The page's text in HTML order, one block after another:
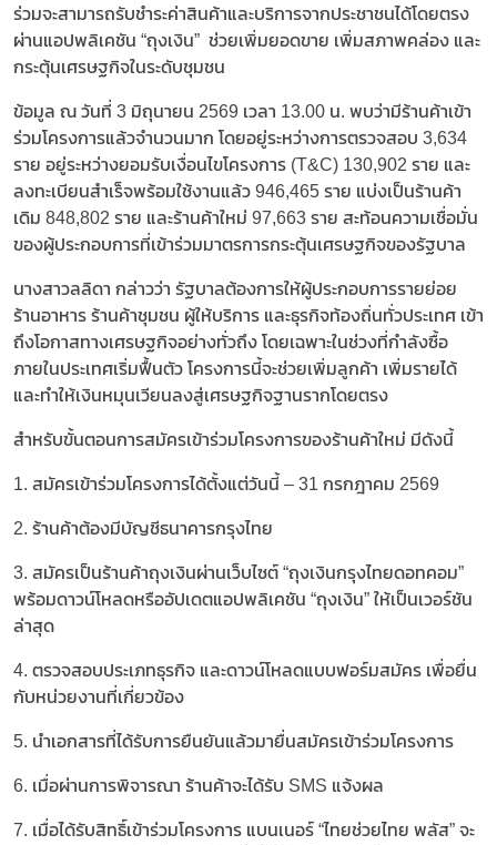
ร่วมจะสามารถรับชำระค่าสินค้าและบริการจากประชาชนได้โดยตรง
ผ่านแอปพลิเคชัน “ถุงเงิน” ช่วยเพิ่มยอดขาย เพิ่มสภาพคล่อง และ
กระตุ้นเศรษฐกิจในระดับชุมชน
ข้อมูล ณ วันที่ 3 มิถุนายน 2569 เวลา 13.00 น. พบว่ามีร้านค้าเข้า
ร่วมโครงการแล้วจำนวนมาก โดยอยู่ระหว่างการตรวจสอบ 3,634
ราย อยู่ระหว่างยอมรับเงื่อนไขโครงการ (T&C) 130,902 ราย และ
ลงทะเบียนสำเร็จพร้อมใช้งานแล้ว 946,465 ราย แบ่งเป็นร้านค้า
เดิม 848,802 ราย และร้านค้าใหม่ 97,663 ราย สะท้อนความเชื่อมั่น
ของผู้ประกอบการที่เข้าร่วมมาตรการกระตุ้นเศรษฐกิจของรัฐบาล
นางสาวลลิดา กล่าวว่า รัฐบาลต้องการให้ผู้ประกอบการรายย่อย
ร้านอาหาร ร้านค้าชุมชน ผู้ให้บริการ และธุรกิจท้องถิ่นทั่วประเทศ เข้า
ถึงโอกาสทางเศรษฐกิจอย่างทั่วถึง โดยเฉพาะในช่วงที่กำลังซื้อ
ภายในประเทศเริ่มฟื้นตัว โครงการนี้จะช่วยเพิ่มลูกค้า เพิ่มรายได้
และทำให้เงินหมุนเวียนลงสู่เศรษฐกิจฐานรากโดยตรง
สำหรับขั้นตอนการสมัครเข้าร่วมโครงการของร้านค้าใหม่ มีดังนี้
1. สมัครเข้าร่วมโครงการได้ตั้งแต่วันนี้ – 31 กรกฎาคม 2569
2. ร้านค้าต้องมีบัญชีธนาคารกรุงไทย
3. สมัครเป็นร้านค้าถุงเงินผ่านเว็บไซต์ “ถุงเงินกรุงไทยดอทคอม”
พร้อมดาวน์โหลดหรืออัปเดตแอปพลิเคชัน “ถุงเงิน” ให้เป็นเวอร์ชัน
ล่าสุด
4. ตรวจสอบประเภทธุรกิจ และดาวน์โหลดแบบฟอร์มสมัคร เพื่อยื่น
กับหน่วยงานที่เกี่ยวข้อง
5. นำเอกสารที่ได้รับการยืนยันแล้วมายื่นสมัครเข้าร่วมโครงการ
6. เมื่อผ่านการพิจารณา ร้านค้าจะได้รับ SMS แจ้งผล
7. เมื่อได้รับสิทธิ์เข้าร่วมโครงการ แบนเนอร์ “ไทยช่วยไทย พลัส” จะ